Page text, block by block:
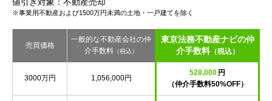
※事業用不動産および1500万円未満の土地・一戸建てを除く
売買価格
一般的な不動産会社の仲
介手数料 （税込）
東京法務不動産ナビの仲
介手数料（税込）
3000万円 1,056,000円
528,000 円
（仲介手数料50%OFF）